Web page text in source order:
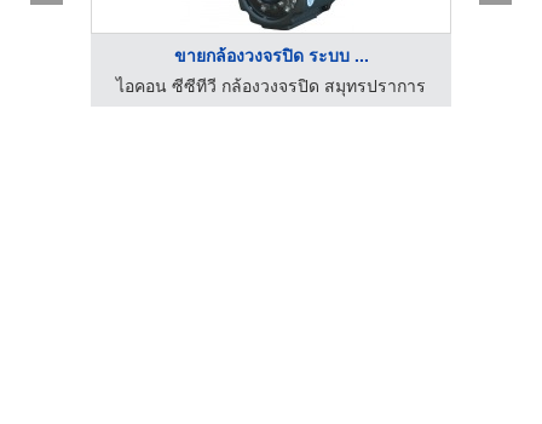
ขายกล้องวงจรปิด ระบบ ...
ไอคอน ซีซีทีวี กล้องวงจรปิด สมุทรปราการ